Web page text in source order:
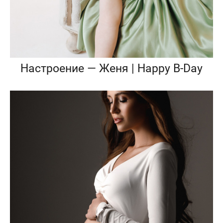
Настроение — Женя | Happy B-Day